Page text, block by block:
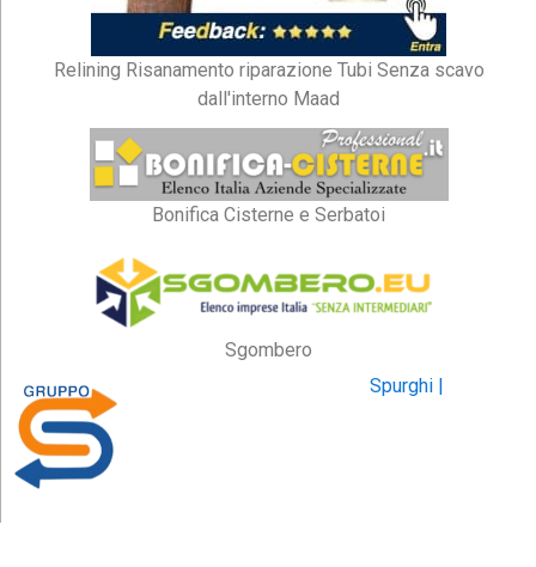
Relining Risanamento riparazione Tubi Senza scavo
dall'interno Maad
Bonifica Cisterne e Serbatoi
Sgombero
Spurghi |